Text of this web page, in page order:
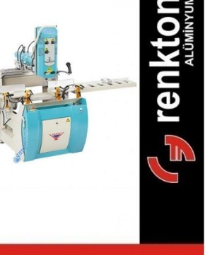
301 S Tertibatlı
Makinesi